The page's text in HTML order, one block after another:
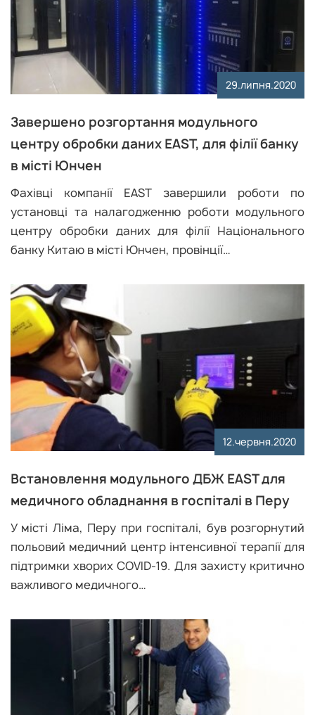
29.липня.2020
Завершено розгортання модульного
центру обробки даних EAST, для філії банку
в місті Юнчен
Фахівці компанії EAST завершили роботи по
установці та налагодженню роботи модульного
центру обробки даних для філії Національного
банку Китаю в місті Юнчен, провінції…
12.червня.2020
Встановлення модульного ДБЖ EAST для
медичного обладнання в госпіталі в Перу
У місті Ліма, Перу при госпіталі, був розгорнутий
польовий медичний центр інтенсивної терапії для
підтримки хворих COVID-19. Для захисту критично
важливого медичного…